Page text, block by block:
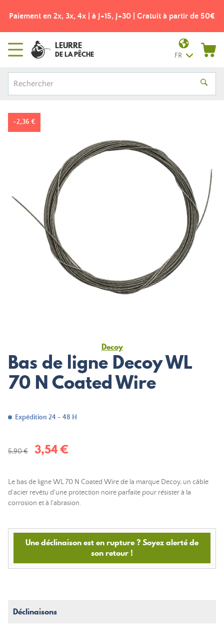
Paiement en 2x, 3x, 4x | à J+15, J+30 | Gratuit à partir de 50€
LEURRE
DE LA PÊCHE FR
-2,36 €
Decoy
Bas de ligne Decoy WL
70 N Coated Wire
Expédition 24 - 48 H
5,90 € 3,54 €
Le bas de ligne WL 70 N Coated Wire de la marque Decoy, un câble
d'acier revêtu d'une protection noire parfaite pour résister à la
corrosion et à l'abrasion.
Une déclinaison est en rupture ? Soyez alerté de
son retour !
Déclinaisons